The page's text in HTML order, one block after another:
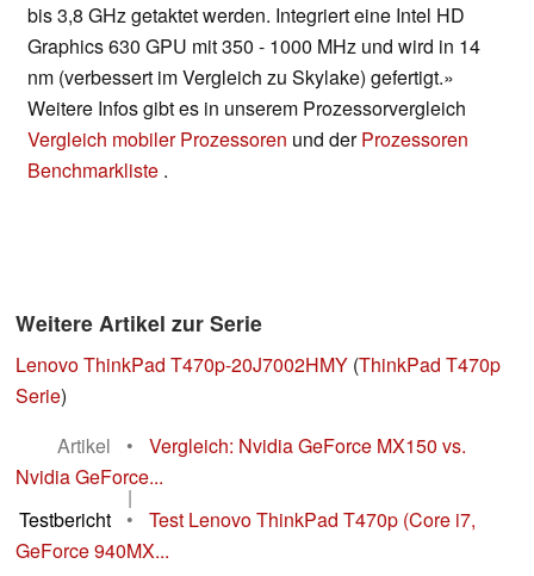
bis 3,8 GHz getaktet werden. Integriert eine Intel HD
Graphics 630 GPU mit 350 - 1000 MHz und wird in 14
nm (verbessert im Vergleich zu Skylake) gefertigt.»
Weitere Infos gibt es in unserem Prozessorvergleich
Vergleich mobiler Prozessoren und derProzessoren
Benchmarkliste .
Weitere Artikel zur Serie
Lenovo ThinkPad T470p-20J7002HMY (ThinkPad T470p
Serie)
Artikel
•
Vergleich: Nvidia GeForce MX150 vs.
Nvidia GeForce...
|
Testbericht
•
Test Lenovo ThinkPad T470p (Core i7,
GeForce 940MX...